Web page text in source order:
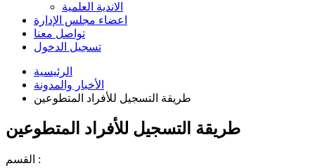
الاندية العلمية
اعضاء مجلس الإدارة
تواصل معنا
تسجيل الدخول
الرئيسية
الأخبار والمدونة
طريقة التسجيل للأفراد المتطوعين
طريقة التسجيل للأفراد المتطوعين
القسم :